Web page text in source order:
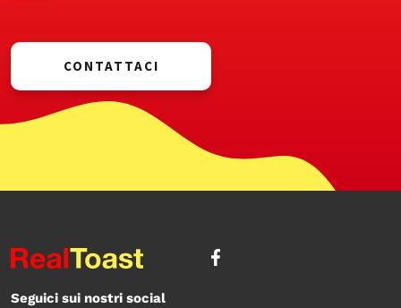
CONTATTACI
Seguici sui nostri social